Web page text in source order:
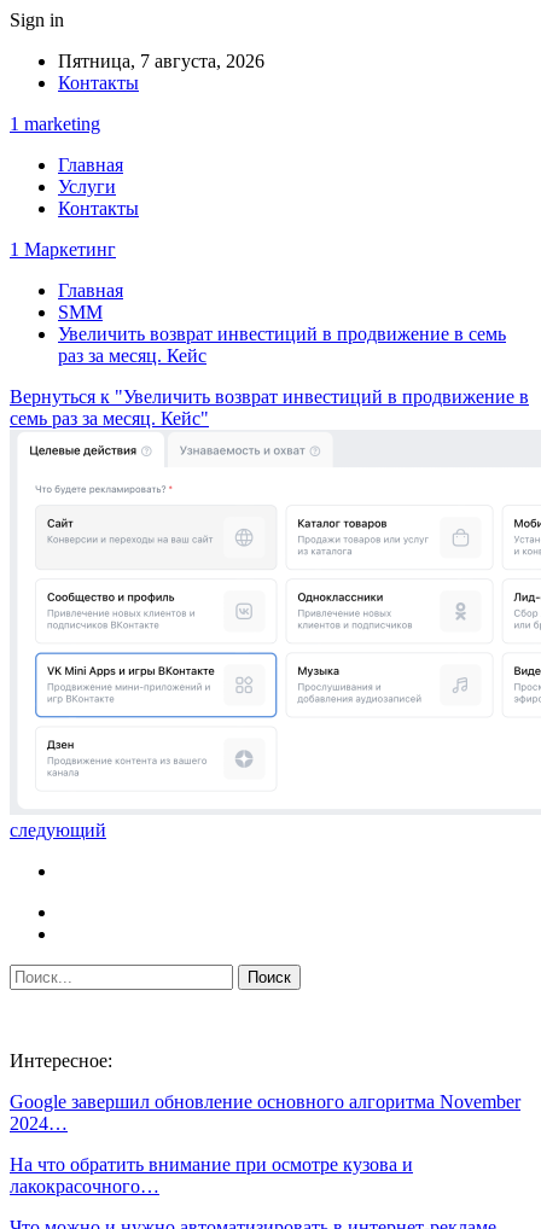
Sign in
Пятница, 7 августа, 2026
Контакты
1 marketing
Главная
Услуги
Контакты
1 Маркетинг
Главная
SMM
Увеличить возврат инвестиций в продвижение в семь
раз за месяц. Кейс
Вернуться к "Увеличить возврат инвестиций в продвижение в
семь раз за месяц. Кейс"
следующий
Интересное:
Google завершил обновление основного алгоритма November
2024…
На что обратить внимание при осмотре кузова и
лакокрасочного…